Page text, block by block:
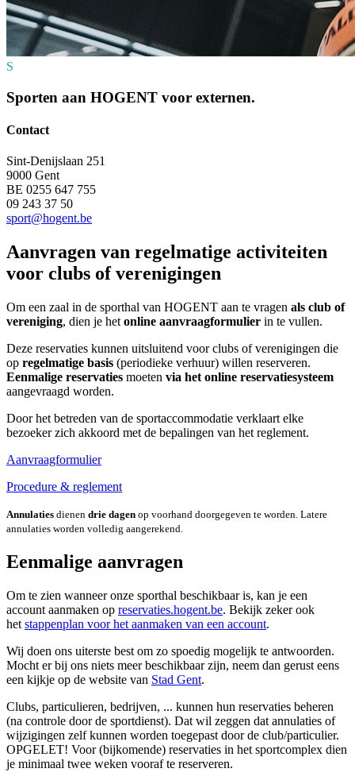
S
Sporten aan HOGENT voor externen.
Contact
Sint-Denijslaan 251
9000 Gent
BE 0255 647 755
09 243 37 50
sport@hogent.be
Aanvragen van regelmatige activiteiten
voor clubs of verenigingen
Om een zaal in de sporthal van HOGENT aan te vragen als club of
vereniging, dien je het online aanvraagformulier in te vullen.
Deze reservaties kunnen uitsluitend voor clubs of verenigingen die
op regelmatige basis (periodieke verhuur) willen reserveren.
Eenmalige reservaties moeten via het online reservatiesysteem
aangevraagd worden.
Door het betreden van de sportaccommodatie verklaart elke
bezoeker zich akkoord met de bepalingen van het reglement.
Aanvraagformulier
Procedure & reglement
Annulaties dienen drie dagen op voorhand doorgegeven te worden. Latere
annulaties worden volledig aangerekend.
Eenmalige aanvragen
Om te zien wanneer onze sporthal beschikbaar is, kan je een
account aanmaken op reservaties.hogent.be. Bekijk zeker ook
het stappenplan voor het aanmaken van een account.
Wij doen ons uiterste best om zo spoedig mogelijk te antwoorden.
Mocht er bij ons niets meer beschikbaar zijn, neem dan gerust eens
een kijkje op de website van Stad Gent.
Clubs, particulieren, bedrijven, ... kunnen hun reservaties beheren
(na controle door de sportdienst). Dat wil zeggen dat annulaties of
wijzigingen zelf kunnen worden toegepast door de club/particulier.
OPGELET! Voor (bijkomende) reservaties in het sportcomplex dien
je minimaal twee weken vooraf te reserveren.